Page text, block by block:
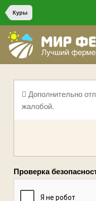
Куры
Дополнительно
жалобой.
Проверка